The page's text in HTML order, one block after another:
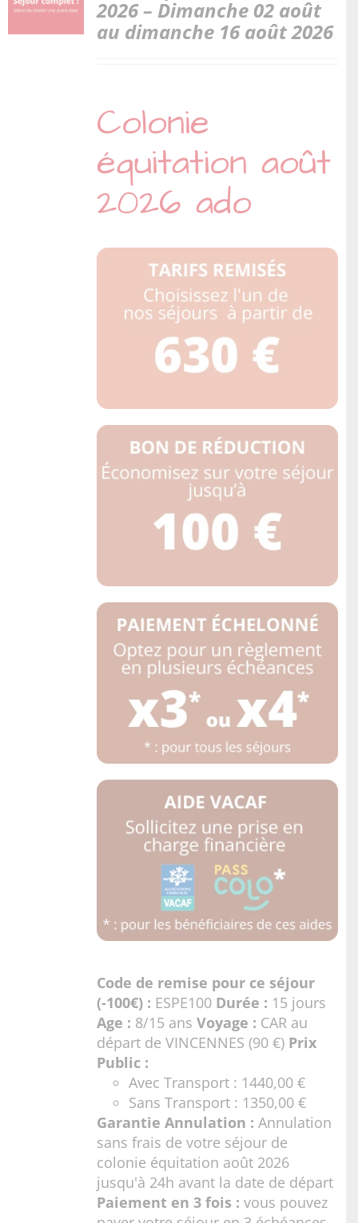
2026 – Dimanche 02 août
au dimanche 16 août 2026
Colonie
équitation août
2026 ado
Code de remise pour ce séjour
(-100€) : ESPE100 Durée : 15 jours
Age : 8/15 ansVoyage : CAR au
départ de VINCENNES (90 €) Prix
Public :
Avec Transport : 1440,00 €
Sans Transport : 1350,00 €
Garantie Annulation : Annulation
sans frais de votre séjour de
colonie équitation août 2026
jusqu'à 24h avant la date de départ
Paiement en 3 fois : vous pouvez